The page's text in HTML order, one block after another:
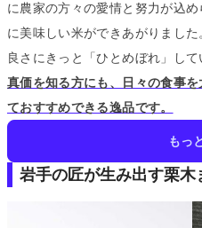
に農家の方々の愛情と努力が込
に美味しい米ができあがりました
良さにきっと「ひとめぼれ」して
真価を知る方にも、日々の食事
ておすすめできる逸品です。
もっ
岩手の匠が生み出す栗木